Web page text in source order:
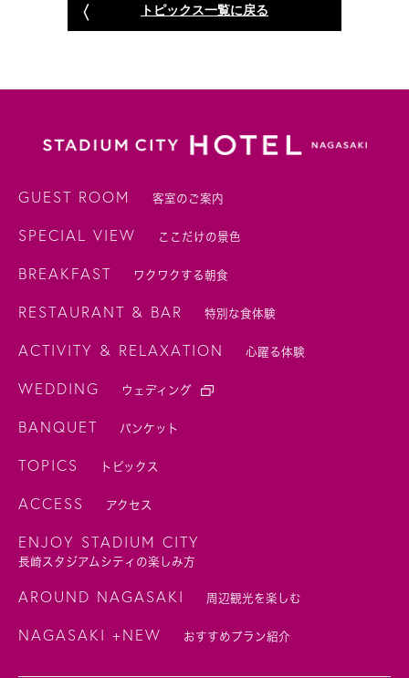
トピックス一覧に戻る
GUEST ROOM 客室のご案内
SPECIAL VIEW ここだけの景色
BREAKFAST ワクワクする朝食
RESTAURANT & BAR 特別な食体験
ACTIVITY & RELAXATION 心躍る体験
WEDDING ウェディング
BANQUET バンケット
TOPICS トピックス
ACCESS アクセス
ENJOY STADIUM CITY
長崎スタジアムシティの楽しみ方
AROUND NAGASAKI 周辺観光を楽しむ
NAGASAKI +NEW おすすめプラン紹介